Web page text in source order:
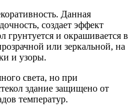
Данная
создает эффект
грунтуется и окрашивается в
или зеркальной, на
и узоры.
света, но при
здание защищено от
температур.